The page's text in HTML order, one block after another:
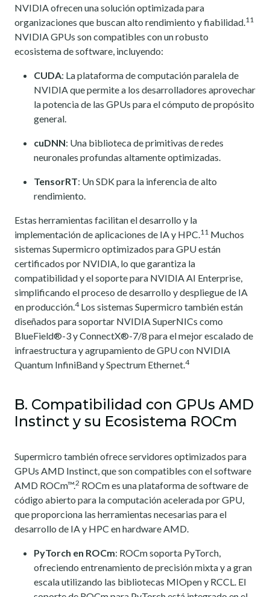
NVIDIA ofrecen una solución optimizada para
organizaciones que buscan alto rendimiento y fiabilidad.11
NVIDIA GPUs son compatibles con un robusto
ecosistema de software, incluyendo:
CUDA: La plataforma de computación paralela de
NVIDIA que permite a los desarrolladores aprovechar
la potencia de las GPUs para el cómputo de propósito
general.
cuDNN: Una biblioteca de primitivas de redes
neuronales profundas altamente optimizadas.
TensorRT: Un SDK para la inferencia de alto
rendimiento.
Estas herramientas facilitan el desarrollo y la
implementación de aplicaciones de IA y HPC.11 Muchos
sistemas Supermicro optimizados para GPU están
certificados por NVIDIA, lo que garantiza la
compatibilidad y el soporte para NVIDIA AI Enterprise,
simplificando el proceso de desarrollo y despliegue de IA
en producción.4Los sistemas Supermicro también están
diseñados para soportar NVIDIA SuperNICs como
BlueField®-3 y ConnectX®-7/8 para el mejor escalado de
infraestructura y agrupamiento de GPU con NVIDIA
Quantum InfiniBand y Spectrum Ethernet.4
B. Compatibilidad con GPUs AMD
Instinct y su Ecosistema ROCm
Supermicro también ofrece servidores optimizados para
GPUs AMD Instinct, que son compatibles con el software
AMD ROCm™.2 ROCm es una plataforma de software de
código abierto para la computación acelerada por GPU,
que proporciona las herramientas necesarias para el
desarrollo de IA y HPC en hardware AMD.
PyTorch en ROCm: ROCm soporta PyTorch,
ofreciendo entrenamiento de precisión mixta y a gran
escala utilizando las bibliotecas MIOpen y RCCL. El